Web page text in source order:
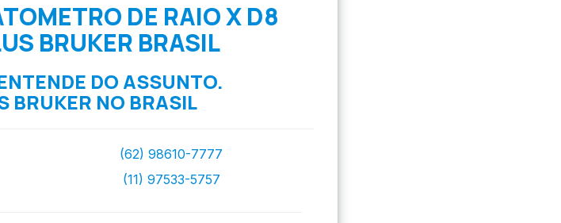
DE RAIO X D8
BRUKER BRASIL
DO ASSUNTO.
BRUKER NO BRASIL
(62) 98610-7777
(11) 97533-5757